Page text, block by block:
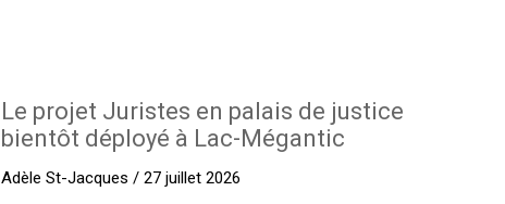
Le projet Juristes en palais de justice
bientôt déployé à Lac-Mégantic
Adèle St-Jacques / 27 juillet 2026